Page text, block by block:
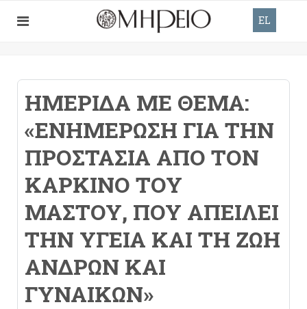
EL
ΗΜΕΡΊΔΑ ΜΕ ΘΈΜΑ:
«ΕΝΗΜΈΡΩΣΗ ΓΙΑ ΤΗΝ
ΠΡΟΣΤΑΣΊΑ ΑΠΌ ΤΟΝ
ΚΑΡΚΊΝΟ ΤΟΥ
ΜΑΣΤΟΎ, ΠΟΥ ΑΠΕΙΛΕΊ
ΤΗΝ ΥΓΕΊΑ ΚΑΙ ΤΗ ΖΩΉ
ΑΝΔΡΏΝ ΚΑΙ
ΓΥΝΑΙΚΏΝ»